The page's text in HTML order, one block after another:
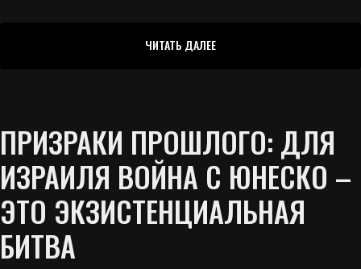
ЧИТАТЬ ДАЛЕЕ
ПРИЗРАКИ ПРОШЛОГО: ДЛЯ
ИЗРАИЛЯ ВОЙНА С ЮНЕСКО –
ЭТО ЭКЗИСТЕНЦИАЛЬНАЯ
БИТВА